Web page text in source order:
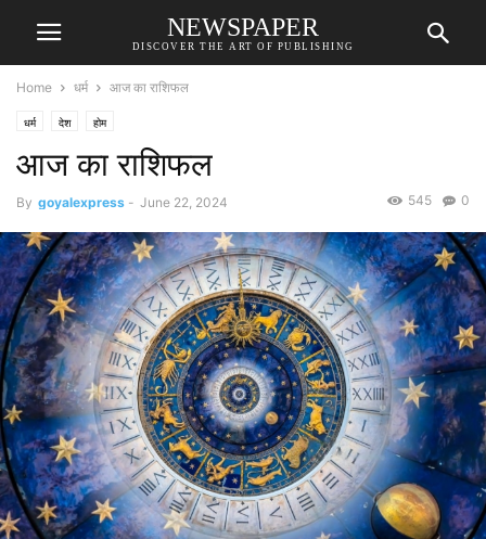
NEWSPAPER
DISCOVER THE ART OF PUBLISHING
Home धर्म आज का राशिफल
धर्म देश होम
आज का राशिफल
By goyalexpress - June 22, 2024 0
545